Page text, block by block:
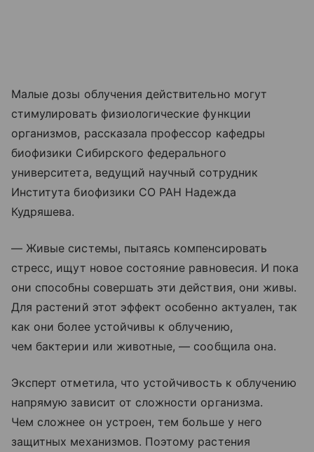
Малые дозы облучения действительно могут
стимулировать физиологические функции
организмов, рассказала профессор кафедры
биофизики Сибирского федерального
университета, ведущий научный сотрудник
Института биофизики СО РАН Надежда
Кудряшева.
— Живые системы, пытаясь компенсировать
стресс, ищут новое состояние равновесия. И пока
они способны совершать эти действия, они живы.
Для растений этот эффект особенно актуален, так
как они более устойчивы к облучению,
чем бактерии или животные, — сообщила она.
Эксперт отметила, что устойчивость к облучению
напрямую зависит от сложности организма.
Чем сложнее он устроен, тем больше у него
защитных механизмов. Поэтому растения